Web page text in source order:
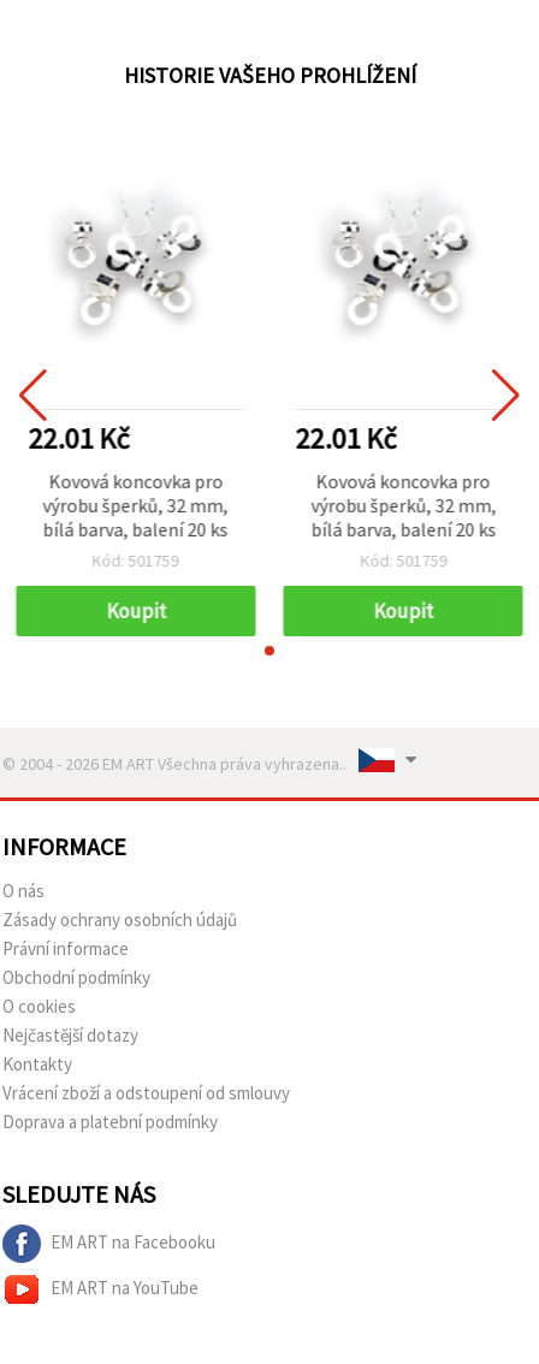
HISTORIE VAŠEHO PROHLÍŽENÍ
22.01 Kč
Kovová koncovka pro
výrobu šperků, 32 mm,
bílá barva, balení 20 ks
Kód: 501759
Koupit
22.01 Kč
Kovová koncovka pro
výrobu šperků, 32 mm,
bílá barva, balení 20 ks
Kód: 501759
Koupit
© 2004 - 2026 EM ART Všechna práva vyhrazena..
INFORMACE
O nás
Zásady ochrany osobních údajů
Právní informace
Obchodní podmínky
O cookies
Nejčastější dotazy
Kontakty
Vrácení zboží a odstoupení od smlouvy
Doprava a platební podmínky
SLEDUJTE NÁS
EM ART na Facebooku
EM ART na YouTube